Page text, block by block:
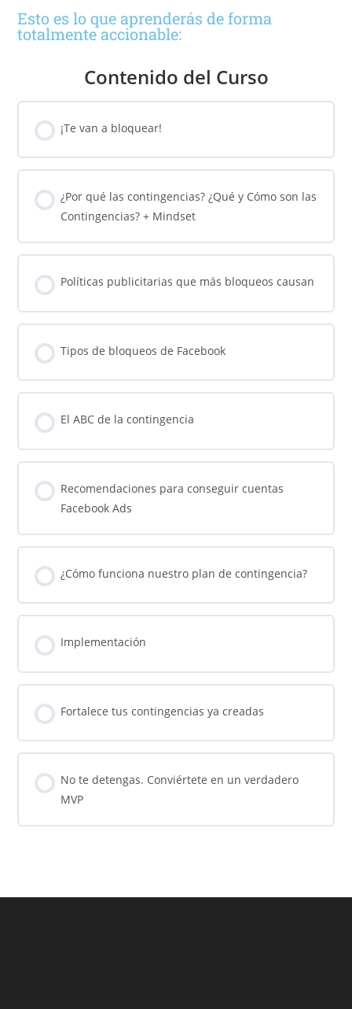
Esto es lo que aprenderás de forma
totalmente accionable:
Contenido del Curso
¡Te van a bloquear!
¿Por qué las contingencias? ¿Qué y Cómo son las
Contingencias? + Mindset
Políticas publicitarias que más bloqueos causan
Tipos de bloqueos de Facebook
El ABC de la contingencia
Recomendaciones para conseguir cuentas
Facebook Ads
¿Cómo funciona nuestro plan de contingencia?
Implementación
Fortalece tus contingencias ya creadas
No te detengas. Conviértete en un verdadero
MVP